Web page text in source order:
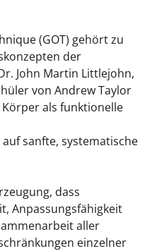
(GOT) gehört zu
der
John Martin Littlejohn,
von Andrew Taylor
als funktionelle
sanfte, systematische
dass
Anpassungsfähigkeit
aller
einzelner